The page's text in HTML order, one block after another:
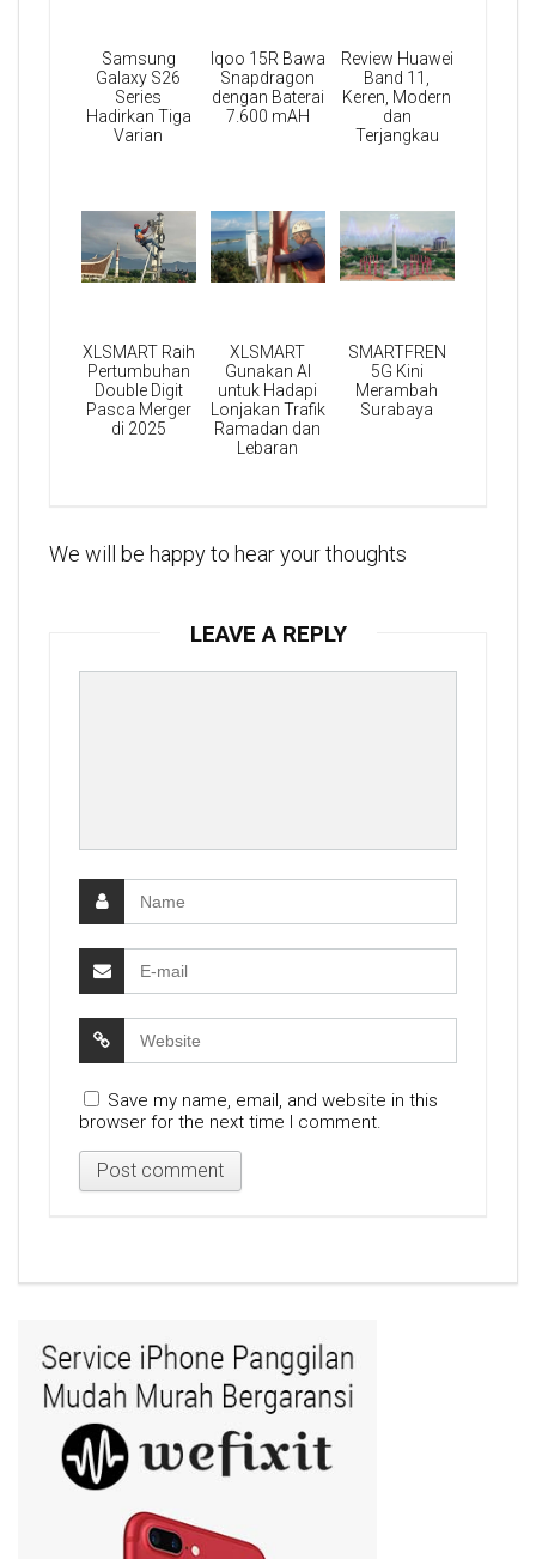
Samsung
Galaxy S26
Series
Hadirkan Tiga
Varian
Iqoo 15R Bawa
Snapdragon
dengan Baterai
7.600 mAH
Review Huawei
Band 11,
Keren, Modern
dan
Terjangkau
XLSMART Raih
Pertumbuhan
Double Digit
Pasca Merger
di 2025
XLSMART
Gunakan AI
untuk Hadapi
Lonjakan Trafik
Ramadan dan
Lebaran
SMARTFREN
5G Kini
Merambah
Surabaya
We will be happy to hear your thoughts
LEAVE A REPLY
Save my name, email, and website in this
browser for the next time I comment.